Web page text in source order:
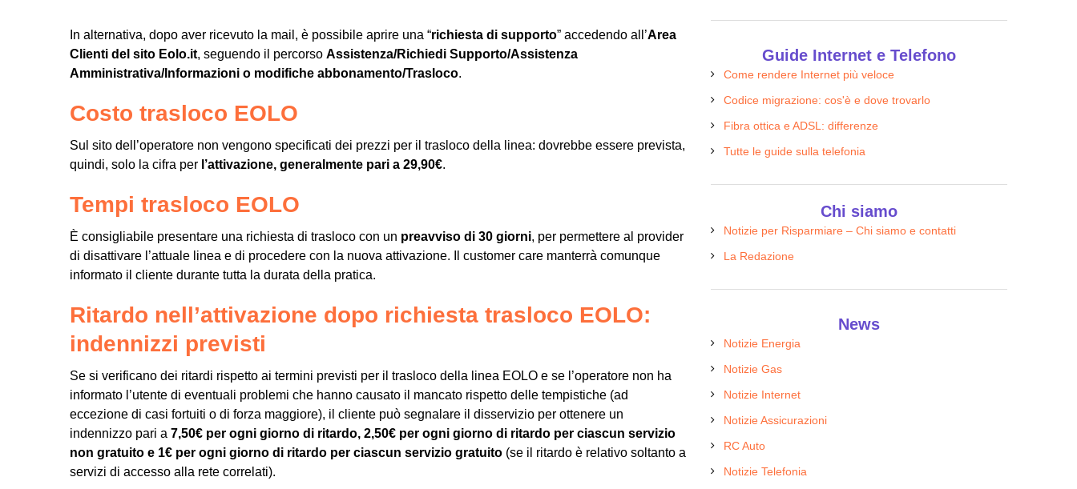
In alternativa, dopo aver ricevuto la mail, è possibile aprire una “richiesta di supporto” accedendo all’Area
Clienti del sito Eolo.it, seguendo il percorso Assistenza/Richiedi Supporto/Assistenza
Amministrativa/Informazioni o modifiche abbonamento/Trasloco.
Costo trasloco EOLO
Sul sito dell’operatore non vengono specificati dei prezzi per il trasloco della linea: dovrebbe essere prevista,
quindi, solo la cifra per l’attivazione, generalmente pari a 29,90€.
Tempi trasloco EOLO
È consigliabile presentare una richiesta di trasloco con un preavviso di 30 giorni, per permettere al provider
di disattivare l’attuale linea e di procedere con la nuova attivazione. Il customer care manterrà comunque
informato il cliente durante tutta la durata della pratica.
Ritardo nell’attivazione dopo richiesta trasloco EOLO:
indennizzi previsti
Se si verificano dei ritardi rispetto ai termini previsti per il trasloco della linea EOLO e se l’operatore non ha
informato l’utente di eventuali problemi che hanno causato il mancato rispetto delle tempistiche (ad
eccezione di casi fortuiti o di forza maggiore), il cliente può segnalare il disservizio per ottenere un
indennizzo pari a 7,50€ per ogni giorno di ritardo, 2,50€ per ogni giorno di ritardo per ciascun servizio
non gratuito e 1€ per ogni giorno di ritardo per ciascun servizio gratuito (se il ritardo è relativo soltanto a
servizi di accesso alla rete correlati).
Guide Internet e Telefono
Come rendere Internet più veloce
Codice migrazione: cos'è e dove trovarlo
Fibra ottica e ADSL: differenze
Tutte le guide sulla telefonia
Chi siamo
Notizie per Risparmiare – Chi siamo e contatti
La Redazione
News
Notizie Energia
Notizie Gas
Notizie Internet
Notizie Assicurazioni
RC Auto
Notizie Telefonia